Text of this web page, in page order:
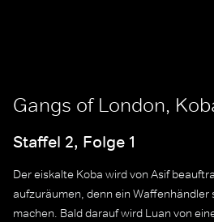
Gangs of London,
Staffel 2, Folge 1
Der eiskalte Koba wird von Asif
aufzuräumen, denn ein Waffenhändler
machen. Bald darauf wird Luan von